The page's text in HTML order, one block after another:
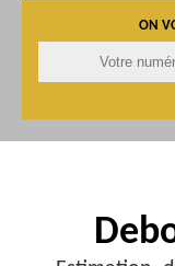
ON